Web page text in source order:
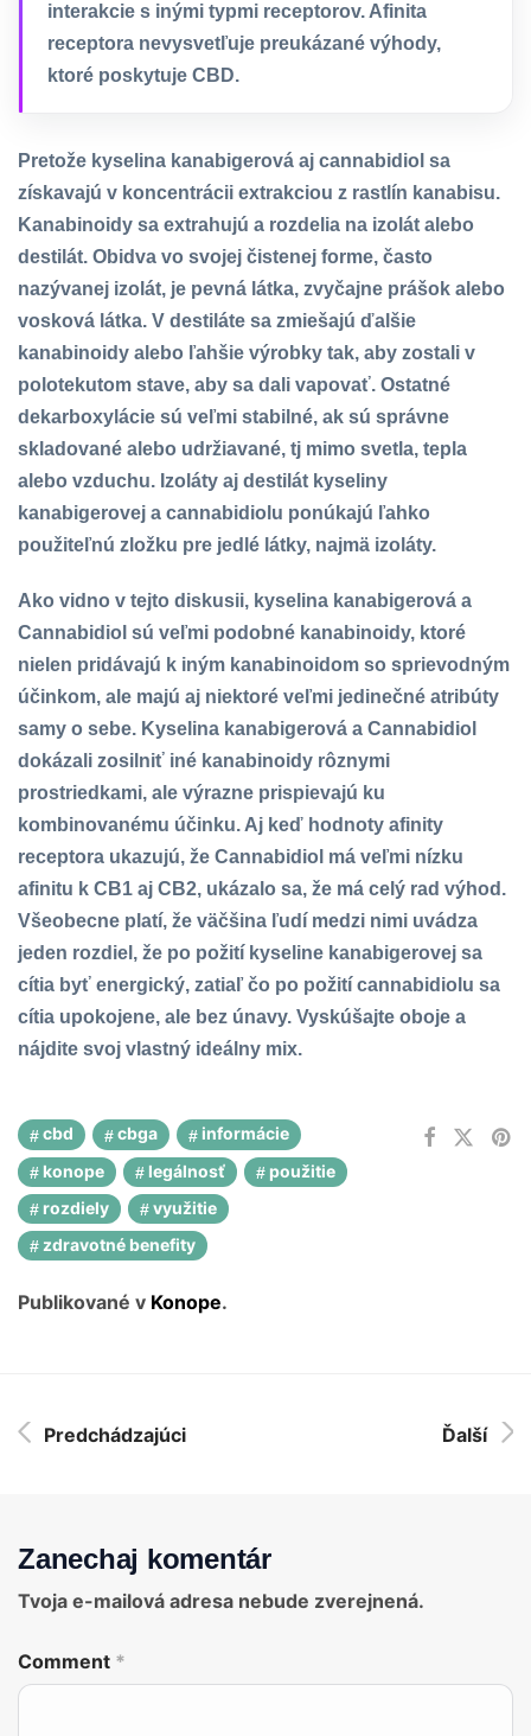
interakcie s inými typmi receptorov. Afinita
receptora nevysvetľuje preukázané výhody,
ktoré poskytuje CBD.
Pretože kyselina kanabigerová aj cannabidiol sa
získavajú v koncentrácii extrakciou z rastlín kanabisu.
Kanabinoidy sa extrahujú a rozdelia na izolát alebo
destilát. Obidva vo svojej čistenej forme, často
nazývanej izolát, je pevná látka, zvyčajne prášok alebo
vosková látka. V destiláte sa zmiešajú ďalšie
kanabinoidy alebo ľahšie výrobky tak, aby zostali v
polotekutom stave, aby sa dali vapovať. Ostatné
dekarboxylácie sú veľmi stabilné, ak sú správne
skladované alebo udržiavané, tj mimo svetla, tepla
alebo vzduchu. Izoláty aj destilát kyseliny
kanabigerovej a cannabidiolu ponúkajú ľahko
použiteľnú zložku pre jedlé látky, najmä izoláty.
Ako vidno v tejto diskusii, kyselina kanabigerová a
Cannabidiol sú veľmi podobné kanabinoidy, ktoré
nielen pridávajú k iným kanabinoidom so sprievodným
účinkom, ale majú aj niektoré veľmi jedinečné atribúty
samy o sebe. Kyselina kanabigerová a Cannabidiol
dokázali zosilniť iné kanabinoidy rôznymi
prostriedkami, ale výrazne prispievajú ku
kombinovanému účinku. Aj keď hodnoty afinity
receptora ukazujú, že Cannabidiol má veľmi nízku
afinitu k CB1 aj CB2, ukázalo sa, že má celý rad výhod.
Všeobecne platí, že väčšina ľudí medzi nimi uvádza
jeden rozdiel, že po požití kyseline kanabigerovej sa
cítia byť energický, zatiaľ čo po požití cannabidiolu sa
cítia upokojene, ale bez únavy. Vyskúšajte oboje a
nájdite svoj vlastný ideálny mix.
cbd cbga
informácie
konope
legálnosť
použitie
rozdiely
využitie
zdravotné benefity
Publikované v Konope.
Predchádzajúci Ďalší
Zanechaj komentár
Tvoja e-mailová adresa nebude zverejnená.
Comment *